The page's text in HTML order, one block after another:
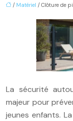
/ Matériel / Clôture de
La sécurité
majeur pour
jeunes enfants.